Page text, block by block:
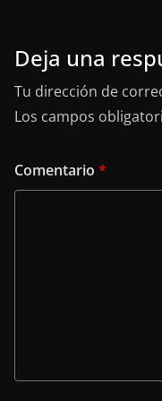
Deja una
Tu dirección de
Los campos
Comentario *